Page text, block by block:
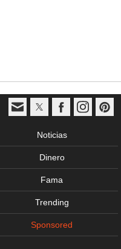
Noticias
Dinero
Fama
Trending
Sponsored